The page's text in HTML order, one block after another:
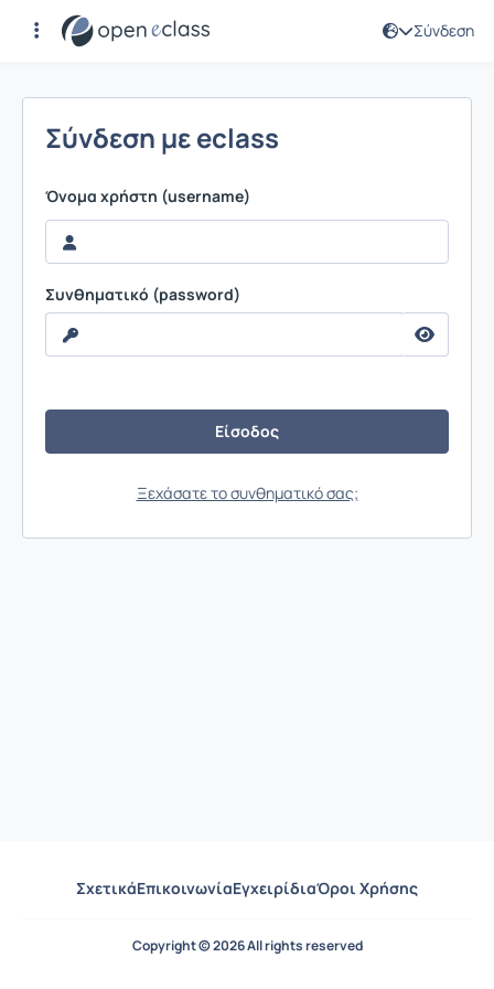
Σύνδεση
Σύνδεση
Σύνδεση με eclass
Όνομα χρήστη (username)
Συνθηματικό (password)
Ξεχάσατε το συνθηματικό σας;
ΣχετικάΕπικοινωνίαΕγχειρίδιαΌροι Χρήσης
Copyright © 2026 All rights reserved